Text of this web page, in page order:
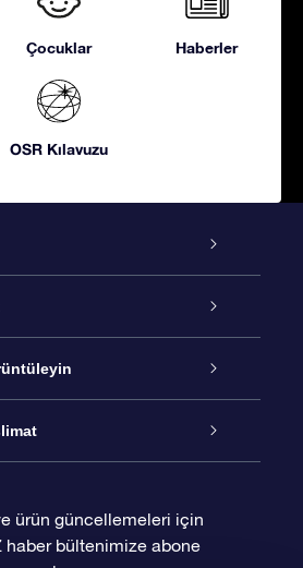
Çocuklar Haberler
OSR Kılavuzu
Hediyesi
Yıldız Sayfası
ürün güncellemeleri için
haber bültenimize abone